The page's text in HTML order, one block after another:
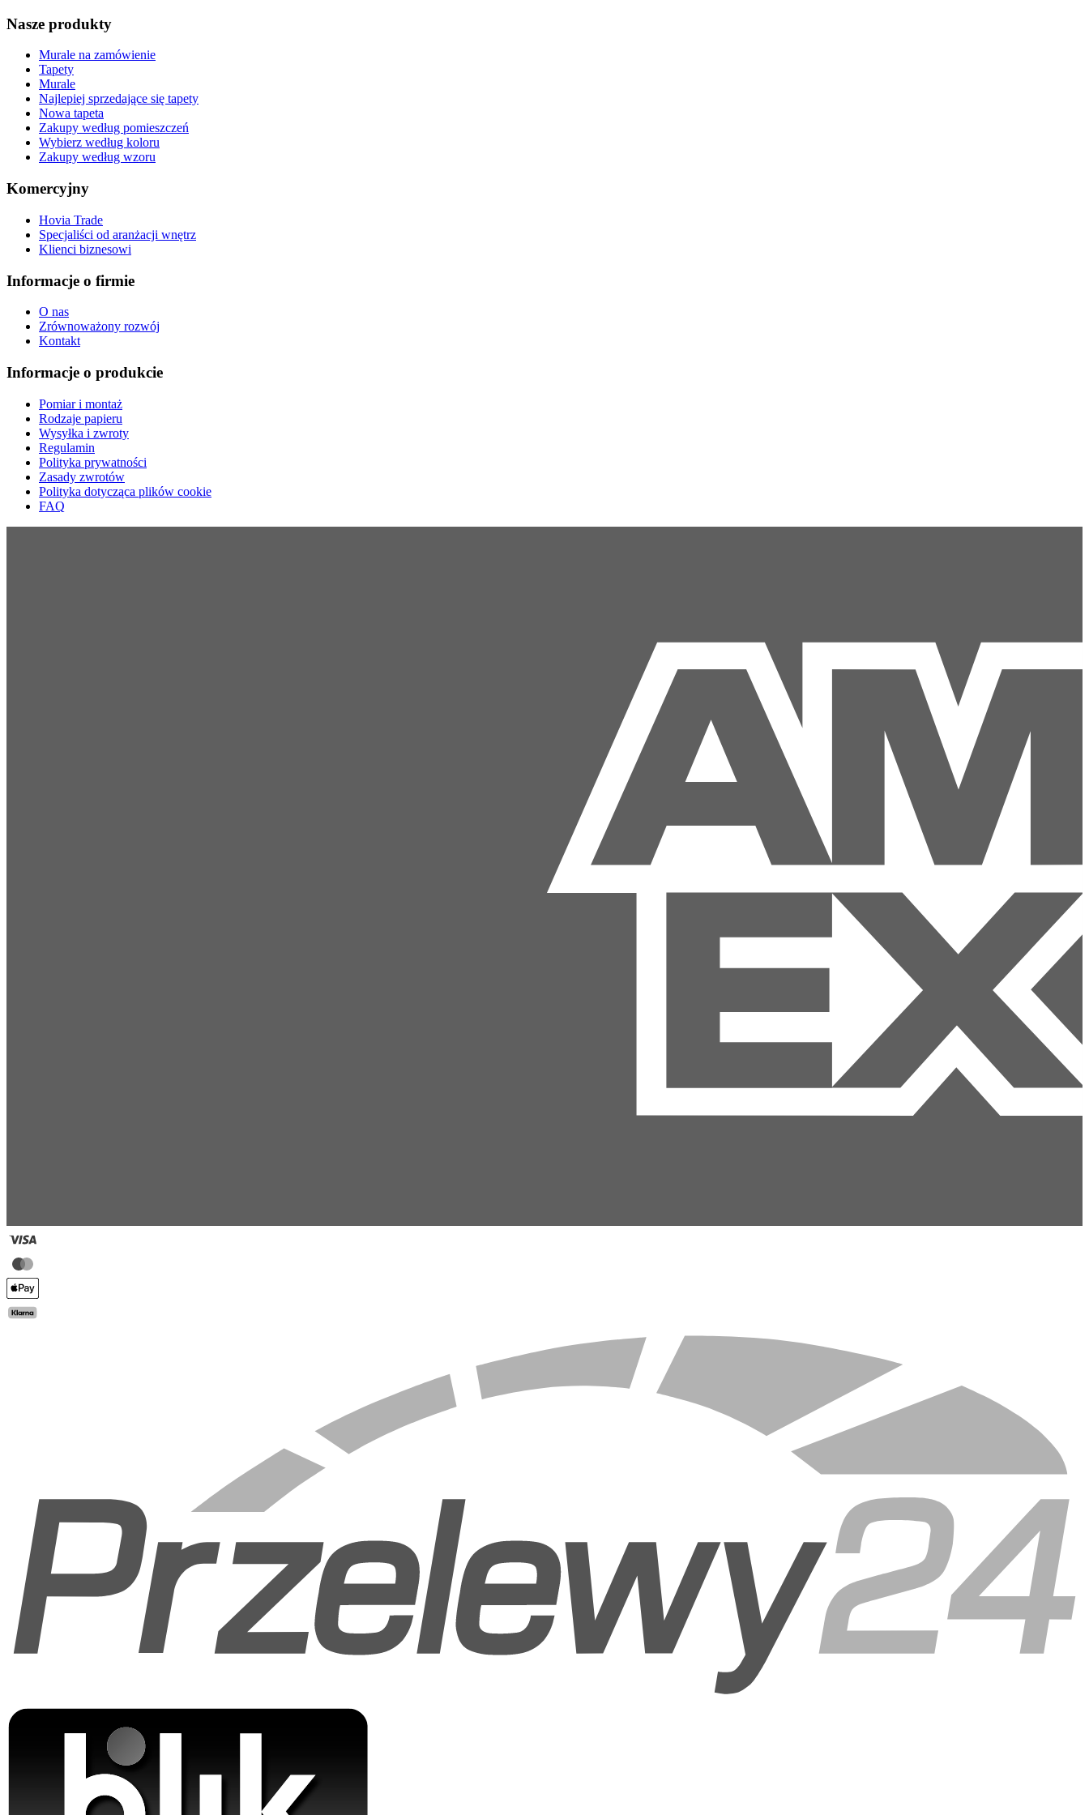
Nasze produkty
Murale na zamówienie
Tapety
Murale
Najlepiej sprzedające się tapety
Nowa tapeta
Zakupy według pomieszczeń
Wybierz według koloru
Zakupy według wzoru
Komercyjny
Hovia Trade
Specjaliści od aranżacji wnętrz
Klienci biznesowi
Informacje o firmie
O nas
Zrównoważony rozwój
Kontakt
Informacje o produkcie
Pomiar i montaż
Rodzaje papieru
Wysyłka i zwroty
Regulamin
Polityka prywatności
Zasady zwrotów
Polityka dotycząca plików cookie
FAQ